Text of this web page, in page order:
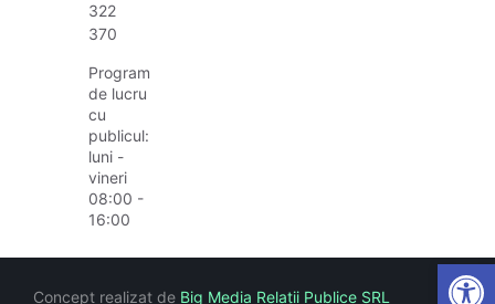
322
370
Program
de lucru
cu
publicul:
luni -
vineri
08:00 -
16:00
Concept realizat de Big Media Relații Publice SRL